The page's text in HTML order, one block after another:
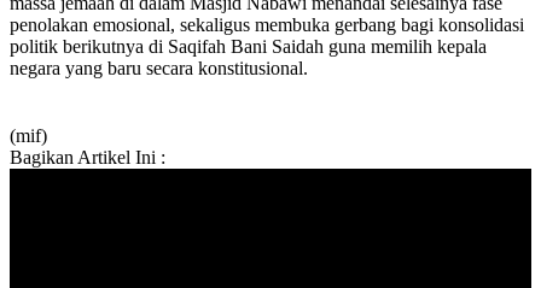
penolakan emosional, sekaligus membuka gerbang bagi konsolidasi
politik berikutnya di Saqifah Bani Saidah guna memilih kepala
negara yang baru secara konstitusional.
(mif)
Bagikan Artikel Ini :